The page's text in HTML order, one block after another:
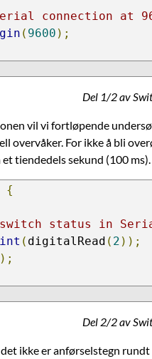
connection at
( 9600 );
Del 1/2 av
vil vi fortløpende
overvåker. For ikke å bli
tiendedels sekund (100 ms).
{
status in
( digitalRead ( 2 ));
);
Del 2/2 av
ikke er anførselstegn